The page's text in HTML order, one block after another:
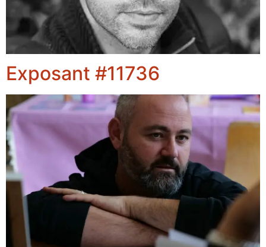
Exposant #11736